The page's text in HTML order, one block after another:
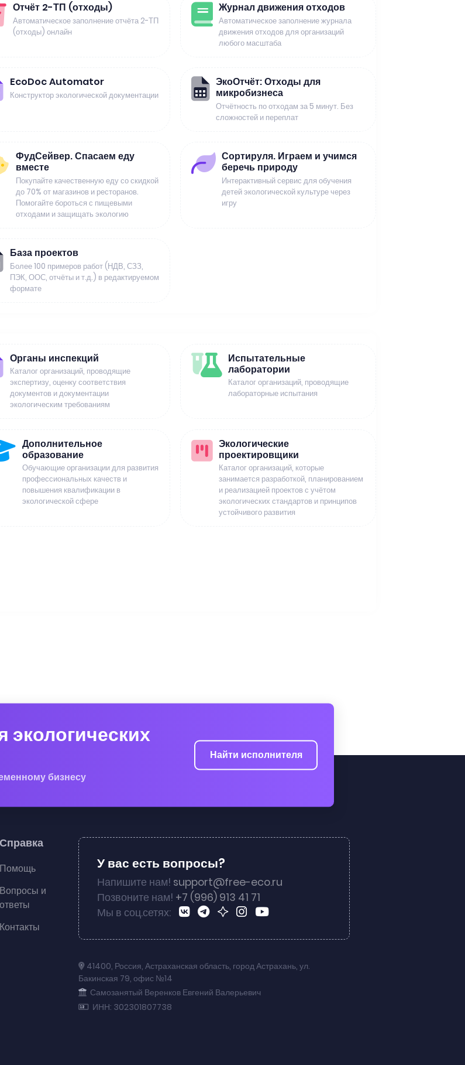
Отчёт 2-ТП (отходы)
Автоматическое заполнение отчёта 2-ТП
(отходы) онлайн
Журнал движения отходов
Автоматическое заполнение журнала
движения отходов для организаций
любого масштаба
EcoDoc Automator
Конструктор экологической документации
ЭкоОтчёт: Отходы для
микробизнеса
Отчётность по отходам за 5 минут. Без
сложностей и переплат
ФудСейвер. Спасаем еду
вместе
Покупайте качественную еду со скидкой
до 70% от магазинов и ресторанов.
Помогайте бороться с пищевыми
отходами и защищать экологию
Сортируля. Играем и учимся
беречь природу
Интерактивный сервис для обучения
детей экологической культуре через
игру
База проектов
Более 100 примеров работ (НДВ, СЗЗ,
ПЭК, ООС, отчёты и т.д.) в редактируемом
формате
Органы инспекций
Каталог организаций, проводящие
экспертизу, оценку соответствия
документов и документации
экологическим требованиям
Испытательные
лаборатории
Каталог организаций, проводящие
лабораторные испытания
Дополнительное
образование
Обучающие организации для развития
профессиональных качеств и
повышения квалификации в
экологической сфере
Экологические
проектировщики
Каталог организаций, которые
занимается разработкой, планированием
и реализацией проектов с учётом
экологических стандартов и принципов
устойчивого развития
экологических
бизнесу
Найти исполнителя
Справка
Помощь
Вопросы и
ответы
Контакты
У вас есть вопросы?
Напишите нам! support@free-eco.ru
Позвоните нам! +7 (996) 913 41 71
Мы в соц.сетях:
41400, Россия, Астраханская область, город Астрахань, ул.
Бакинская 79, офис №14
Самозанятый Веренков Евгений Валерьевич
ИНН: 302301807738